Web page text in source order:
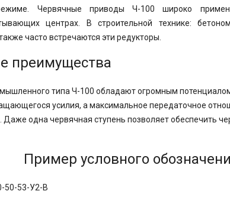
Червячные приводы Ч-100 широко
центрах. В строительной технике:
часто встречаются эти редукторы.
преимущества
типа Ч-100 обладают огромным
усилия, а максимальное передаточное
Даже одна червячная ступень позволяет обеспечить
Пример условного
50-53-У2-В